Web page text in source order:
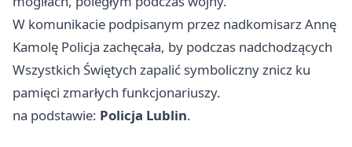
W komunikacie podpisanym przez nadkomisarz Annę
Kamolę Policja zachęcała, by podczas nadchodzących
Wszystkich Świętych zapalić symboliczny znicz ku
pamięci zmarłych funkcjonariuszy.
na podstawie: Policja Lublin.